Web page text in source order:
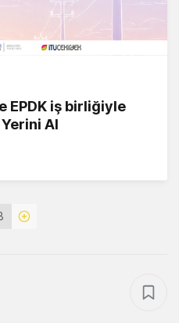
EPDK iş birliğiyle
Al